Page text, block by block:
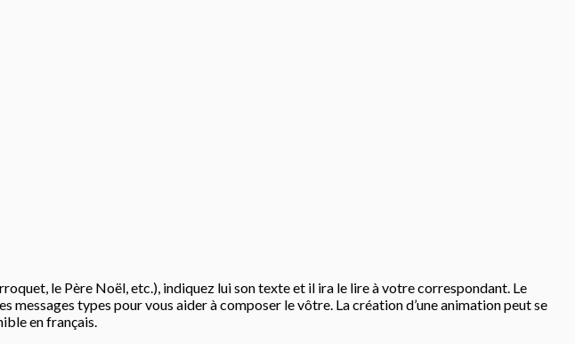
le Père Noël, etc.), indiquez lui son texte et il ira le lire à votre correspondant. Le
types pour vous aider à composer le vôtre. La création d’une animation peut se
en français.